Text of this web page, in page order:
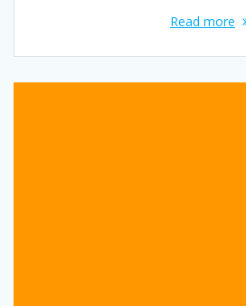
Read more